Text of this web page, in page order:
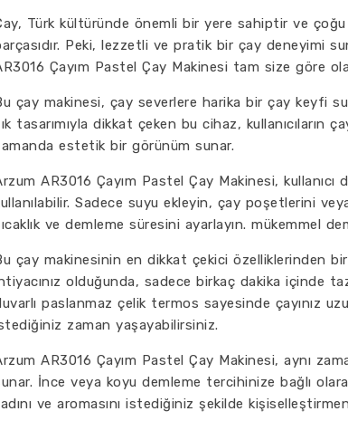
Türk kültüründe önemli bir yere sahiptir ve
Peki, lezzetli ve pratik bir çay deneyimi
Çayım Pastel Çay Makinesi tam size göre
çay makinesi, çay severlere harika bir çay keyfi
tasarımıyla dikkat çeken bu cihaz, kullanıcıların
estetik bir görünüm sunar.
AR3016 Çayım Pastel Çay Makinesi,
Sadece suyu ekleyin, çay poşetlerini
ve demleme süresini ayarlayın. mükemmel
çay makinesinin en dikkat çekici özelliklerinden
olduğunda, sadece birkaç dakika içinde
paslanmaz çelik termos sayesinde çayınız
zaman yaşayabilirsiniz.
AR3016 Çayım Pastel Çay Makinesi, aynı
İnce veya koyu demleme tercihinize bağlı
ve aromasını istediğiniz şekilde